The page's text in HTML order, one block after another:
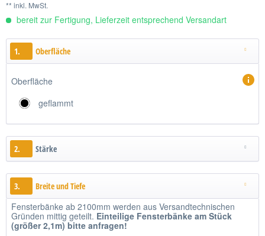
** inkl. MwSt.
bereit zur Fertigung, Lieferzeit entsprechend Versandart
1. Oberfläche
Oberfläche
geflammt
2. Stärke
3. Breite und Tiefe
Fensterbänke ab 2100mm werden aus Versandtechnischen
Gründen mittig geteilt. Einteilige Fensterbänke am Stück
(größer 2,1m) bitte anfragen!